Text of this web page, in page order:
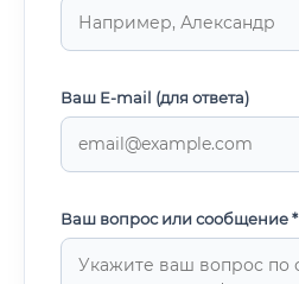
Ваш E-mail (для ответа)
Ваш вопрос или сообщение *